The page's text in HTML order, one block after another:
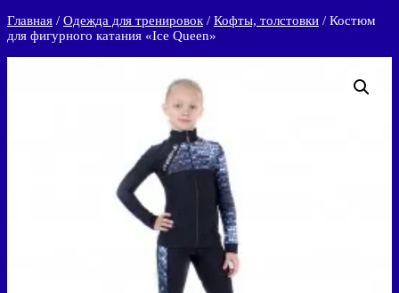
Главная / Одежда для тренировок/ Кофты, толстовки / Костюм
для фигурного катания «Ice Queen»